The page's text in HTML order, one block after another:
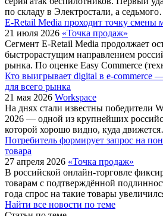
по складу в Электростали, а
E-Retail Media проходит точку смены
21 июля 2026 «Точка продаж»
Сегмент E-Retail Media продолжает
быстрорастущим направлением
рынка. По оценке Easy Commerce
Кто выигрывает digital в e-commerce
для всего рынка
21 мая 2026 Workspace
На днях стали известны победители
2026 — одной из крупнейших
которой хорошо видно, куда
Потребитель формирует запрос на
товара
27 апреля 2026 «Точка продаж»
В российской онлайн-торговле
товарам с подтверждённой
года спрос на такие товары
Найти все новости по теме